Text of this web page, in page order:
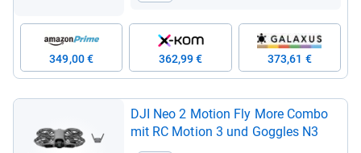
349,00 € 362,99 € 373,61 €
DJI Neo 2 Motion Fly More Combo
mit RC Motion 3 und Gog­gles N3